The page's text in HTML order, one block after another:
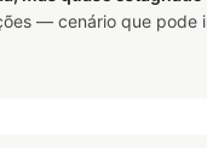
— cenário que pode